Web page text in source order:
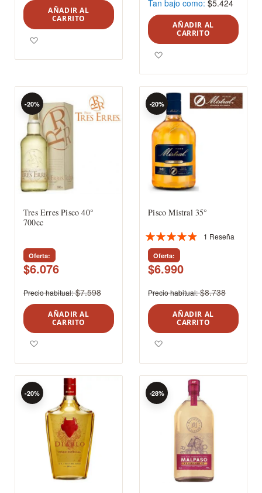
AÑADIR AL
CARRITO
Tan bajo como $5.424
AÑADIR AL
CARRITO
Tres Erres Pisco 40°
700cc
Oferta
$6.076
-20%
Precio habitual $7.598
AÑADIR AL
CARRITO
Pisco Mistral 35°
Valoración:
93%
1 Reseña
Oferta
$6.990
-20%
Precio habitual $8.738
AÑADIR AL
CARRITO
-20% -28%